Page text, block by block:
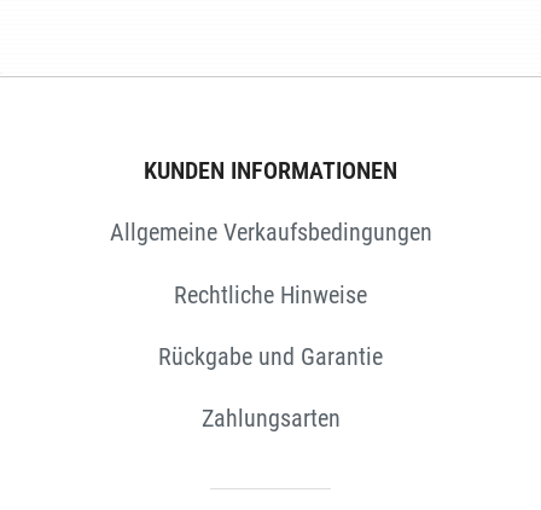
KUNDEN INFORMATIONEN
Allgemeine Verkaufsbedingungen
Rechtliche Hinweise
Rückgabe und Garantie
Zahlungsarten